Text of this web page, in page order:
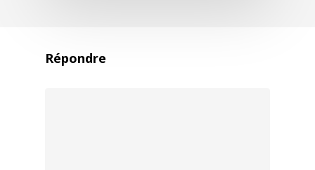
Répondre